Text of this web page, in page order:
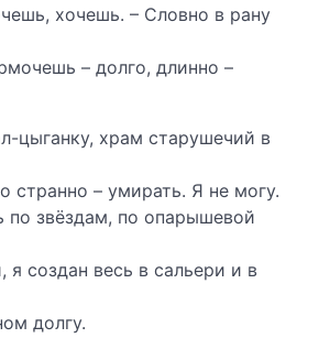
хочешь. – Словно в рану
– долго, длинно –
цыганку, храм старушечий в
странно – умирать. Я не могу.
по звёздам, по опарышевой
я создан весь в сальери и в
долгу.